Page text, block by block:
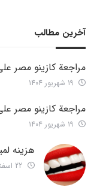
آخرین مطالب
مراجعة كازينو مصر على
مراجعة كازينو مصر على
هزینه